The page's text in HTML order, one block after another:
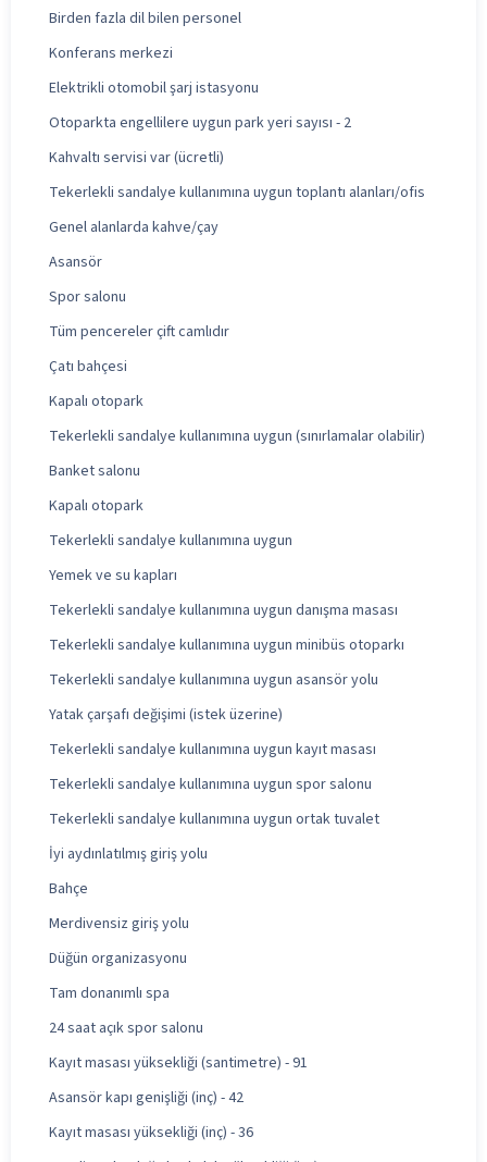
Birden fazla dil bilen personel
Konferans merkezi
Elektrikli otomobil şarj istasyonu
Otoparkta engellilere uygun park yeri sayısı - 2
Kahvaltı servisi var (ücretli)
Tekerlekli sandalye kullanımına uygun toplantı alanları/ofis
Genel alanlarda kahve/çay
Asansör
Spor salonu
Tüm pencereler çift camlıdır
Çatı bahçesi
Kapalı otopark
Tekerlekli sandalye kullanımına uygun (sınırlamalar olabilir)
Banket salonu
Kapalı otopark
Tekerlekli sandalye kullanımına uygun
Yemek ve su kapları
Tekerlekli sandalye kullanımına uygun danışma masası
Tekerlekli sandalye kullanımına uygun minibüs otoparkı
Tekerlekli sandalye kullanımına uygun asansör yolu
Yatak çarşafı değişimi (istek üzerine)
Tekerlekli sandalye kullanımına uygun kayıt masası
Tekerlekli sandalye kullanımına uygun spor salonu
Tekerlekli sandalye kullanımına uygun ortak tuvalet
İyi aydınlatılmış giriş yolu
Bahçe
Merdivensiz giriş yolu
Düğün organizasyonu
Tam donanımlı spa
24 saat açık spor salonu
Kayıt masası yüksekliği (santimetre) - 91
Asansör kapı genişliği (inç) - 42
Kayıt masası yüksekliği (inç) - 36